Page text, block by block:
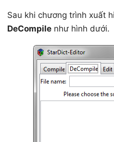
Sau khi chương trình xuất
DeCompile như hình dưới.